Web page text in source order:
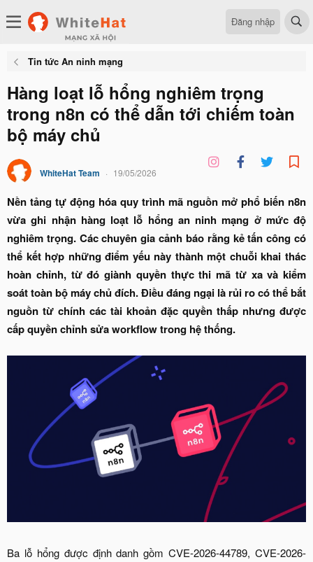
Đăng nhập
Tin tức An ninh mạng
Hàng loạt lỗ hổng nghiêm trọng
trong n8n có thể dẫn tới chiếm toàn
bộ máy chủ
WhiteHat Team 19/05/2026
Nền tảng tự động hóa quy trình mã nguồn mở phổ biến n8n
vừa ghi nhận hàng loạt lỗ hổng an ninh mạng ở mức độ
nghiêm trọng. Các chuyên gia cảnh báo rằng kẻ tấn công có
thể kết hợp những điểm yếu này thành một chuỗi khai thác
hoàn chỉnh, từ đó giành quyền thực thi mã từ xa và kiểm
soát toàn bộ máy chủ đích. Điều đáng ngại là rủi ro có thể bắt
nguồn từ chính các tài khoản đặc quyền thấp nhưng được
cấp quyền chỉnh sửa workflow trong hệ thống.
Ba lỗ hổng được định danh gồm CVE-2026-44789, CVE-2026-